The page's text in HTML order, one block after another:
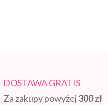
DOSTAWA GRATIS
Za zakupy powyżej 300 zł